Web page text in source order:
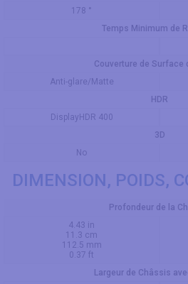
178 °
Temps Minimum de
Couverture de Surface
Anti-glare/Matte
HDR
DisplayHDR 400
3D
No
DIMENSION, POIDS,
Profondeur de la
4.43 in
11.3 cm
112.5 mm
0.37 ft
Largeur de Châssis